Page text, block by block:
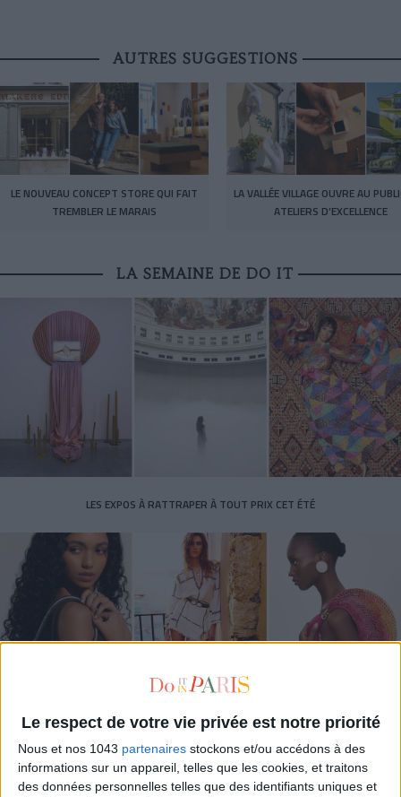
Le respect de votre vie privée est notre priorité
Nous et nos 1043 partenaires stockons et/ou accédons à des
informations sur un appareil, telles que les cookies, et traitons
des données personnelles telles que des identifiants uniques et
AUTRES SUGGESTIONS
LE NOUVEAU CONCEPT STORE QUI FAIT
TREMBLER LE MARAIS
LA VALLÉE VILLAGE OUVRE AU
ATELIERS D’EXCELLENCE
LA SEMAINE DE DO IT
LES EXPOS À RATTRAPER À TOUT PRIX CET ÉTÉ